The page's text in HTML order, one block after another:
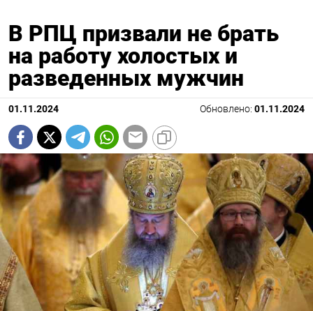
В РПЦ призвали не брать
на работу холостых и
разведенных мужчин
01.11.2024 Обновлено: 01.11.2024